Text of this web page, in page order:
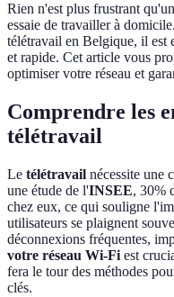
Rien n'est plus frustrant
essaie de travailler à
télétravail en Belgique, il est
et rapide. Cet article vous
optimiser votre réseau et
Comprendre les
télétravail
Le télétravail nécessite une
une étude de l'INSEE, 30%
chez eux, ce qui souligne
utilisateurs se plaignent
déconnexions fréquentes,
votre réseau Wi-Fi est
fera le tour des méthodes
clés.